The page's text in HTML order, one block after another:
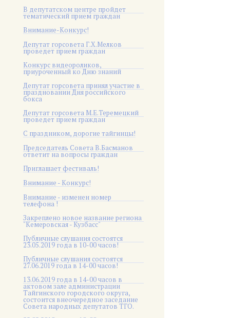
В депутатском центре пройдет
тематический прием граждан
Внимание-Конкурс!
Депутат горсовета Г.Х.Мелков
проведет прием граждан
Конкурс видеороликов,
приуроченный ко Дню знаний
Депутат горсовета принял участие в
праздновании Дня российского
бокса
Депутат горсовета М.Е.Теремецкий
проведет прием граждан
С праздником, дорогие тайгинцы!
Председатель Совета В.Басманов
ответит на вопросы граждан
Приглашает фестиваль!
Внимание - Конкурс!
Внимание - изменен номер
телефона !
Закреплено новое название региона
"Кемеровская - Кузбасс"
Публичные слушания состоятся
23.05.2019 года в 10-00 часов!
Публичные слушания состоятся
27.06.2019 года в 14-00 часов!
13.06.2019 года в 14-00 часов в
актовом зале администрации
Тайгинского городского округа,
состоится внеочередное заседание
Совета народных депутатов ТГО.